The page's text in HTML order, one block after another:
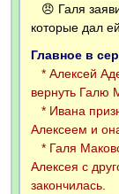
😠 Галя
которые дал
Главное в
* Алексей
вернуть Галю
* Ивана
Алексеем и
* Галя
Алексея с
закончилась.